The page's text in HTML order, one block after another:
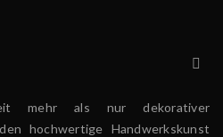
mehr als nur dekorativer
hochwertige Handwerkskunst